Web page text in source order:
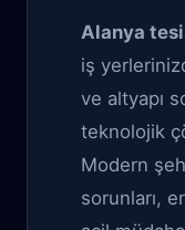
Alanya
iş
ve altyapı
teknolojik
Modern
sorunları,